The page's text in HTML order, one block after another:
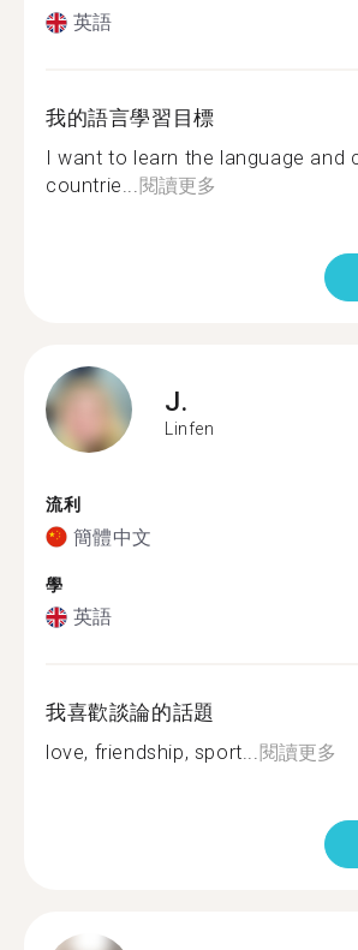
英語
我的語言學習目標
I want to learn the language and
countrie...閱讀更多
J.
Linfen
流利
簡體中文
學
英語
我喜歡談論的話題
love, friendship, sport...閱讀更多